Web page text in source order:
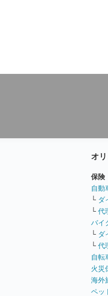
オ
保険
自動
└ ダ
└ 代
バイ
└ ダ
└ 代
自転
火災
海外
ペッ